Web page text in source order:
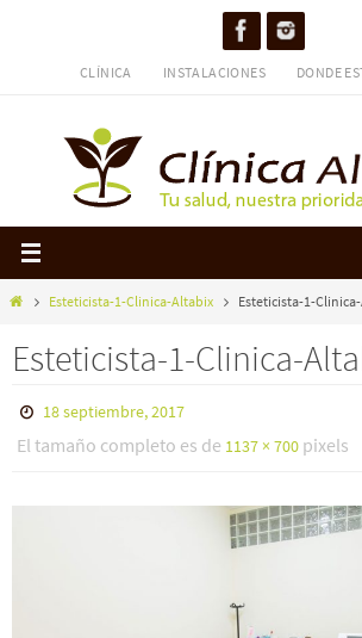
CLÍNICA INSTALACIONES DONDE
InicioEsteticista-1-Clinica-Altabix Esteticista-1-
Esteticista-1-Clinica-
18 septiembre, 2017
El tamaño completo es de 1137 × 700 pixels